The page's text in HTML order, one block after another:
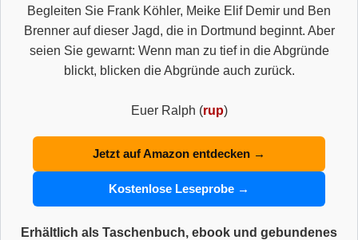
Begleiten Sie Frank Köhler, Meike Elif Demir und Ben
Brenner auf dieser Jagd, die in Dortmund beginnt. Aber
seien Sie gewarnt: Wenn man zu tief in die Abgründe
blickt, blicken die Abgründe auch zurück.
Euer Ralph (rup)
Jetzt auf Amazon entdecken →
Kostenlose Leseprobe →
Erhältlich als Taschenbuch, ebook und gebundenes